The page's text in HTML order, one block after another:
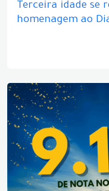
Terceira idade se
homenagem ao